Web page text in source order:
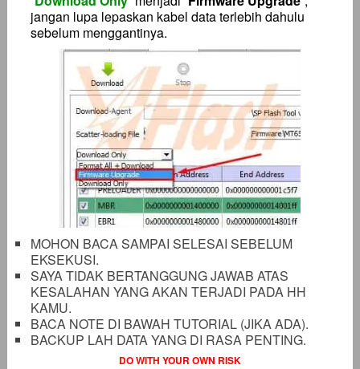
jangan lupa lepaskan kabel data terlebih dahulu
sebelum menggantinya.
MOHON BACA SAMPAI SELESAI SEBELUM
EKSEKUSI.
SAYA TIDAK BERTANGGUNG JAWAB ATAS
KESALAHAN YANG AKAN TERJADI PADA HH
KAMU.
BACA NOTE DI BAWAH TUTORIAL (JIKA ADA).
BACKUP LAH DATA YANG DI RASA PENTING.
DO WITH YOUR OWN RISK